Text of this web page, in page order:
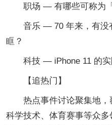
职场 — 有哪些可称为「
音乐 — 70 年来，有没
眶？
科技 — iPhone 11 的实
【追热门】
热点事件讨论聚集地，
科学技术、体育赛事等众